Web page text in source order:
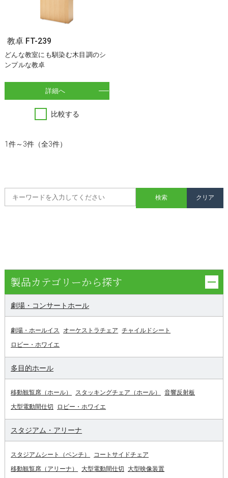
教卓 FT-239
どんな教室にも馴染む木目調のシ
ンプルな教卓
詳細へ
比較する
1件～3件（全3件）
製品カテゴリーから探す
劇場・コンサートホール
劇場・ホールイス オーケストラチェア チャイルドシート
ロビー・ホワイエ
多目的ホール
移動観覧席（ホール） スタッキングチェア（ホール）
音響反射板
大型電動間仕切
ロビー・ホワイエ
スタジアム・アリーナ
スタジアムシート（ベンチ）
コートサイドチェア
移動観覧席（アリーナ）
大型電動間仕切 大型映像装置